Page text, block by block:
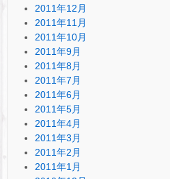
2011年12月
2011年11月
2011年10月
2011年9月
2011年8月
2011年7月
2011年6月
2011年5月
2011年4月
2011年3月
2011年2月
2011年1月